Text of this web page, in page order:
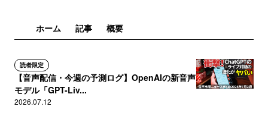
ホーム 記事 概要
読者限定
【音声配信・今週の予測ログ】OpenAIの新音声
モデル「GPT-Liv...
2026.07.12